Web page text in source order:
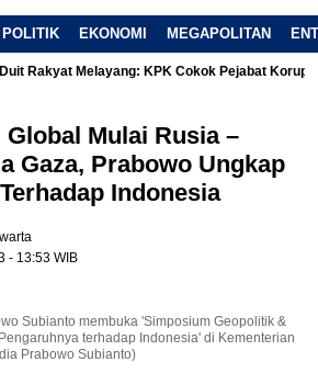
POLITIK EKONOMI MEGAPOLITAN
Rakyat Melayang: KPK Cokok Pejabat Korup
Mulai Rusia –
Gaza, Prabowo Ungkap
Indonesia
- 13:53 WIB
Subianto membuka 'Simposium Geopolitik &
terhadap Indonesia' di Kementerian
Prabowo Subianto)